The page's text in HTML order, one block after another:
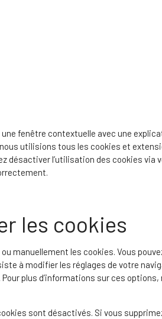
fenêtre contextuelle avec une
utilisions tous les cookies et
désactiver l’utilisation des cookies via
les cookies
manuellement les cookies. Vous
à modifier les réglages de votre
plus d’informations sur ces
sont désactivés. Si vous